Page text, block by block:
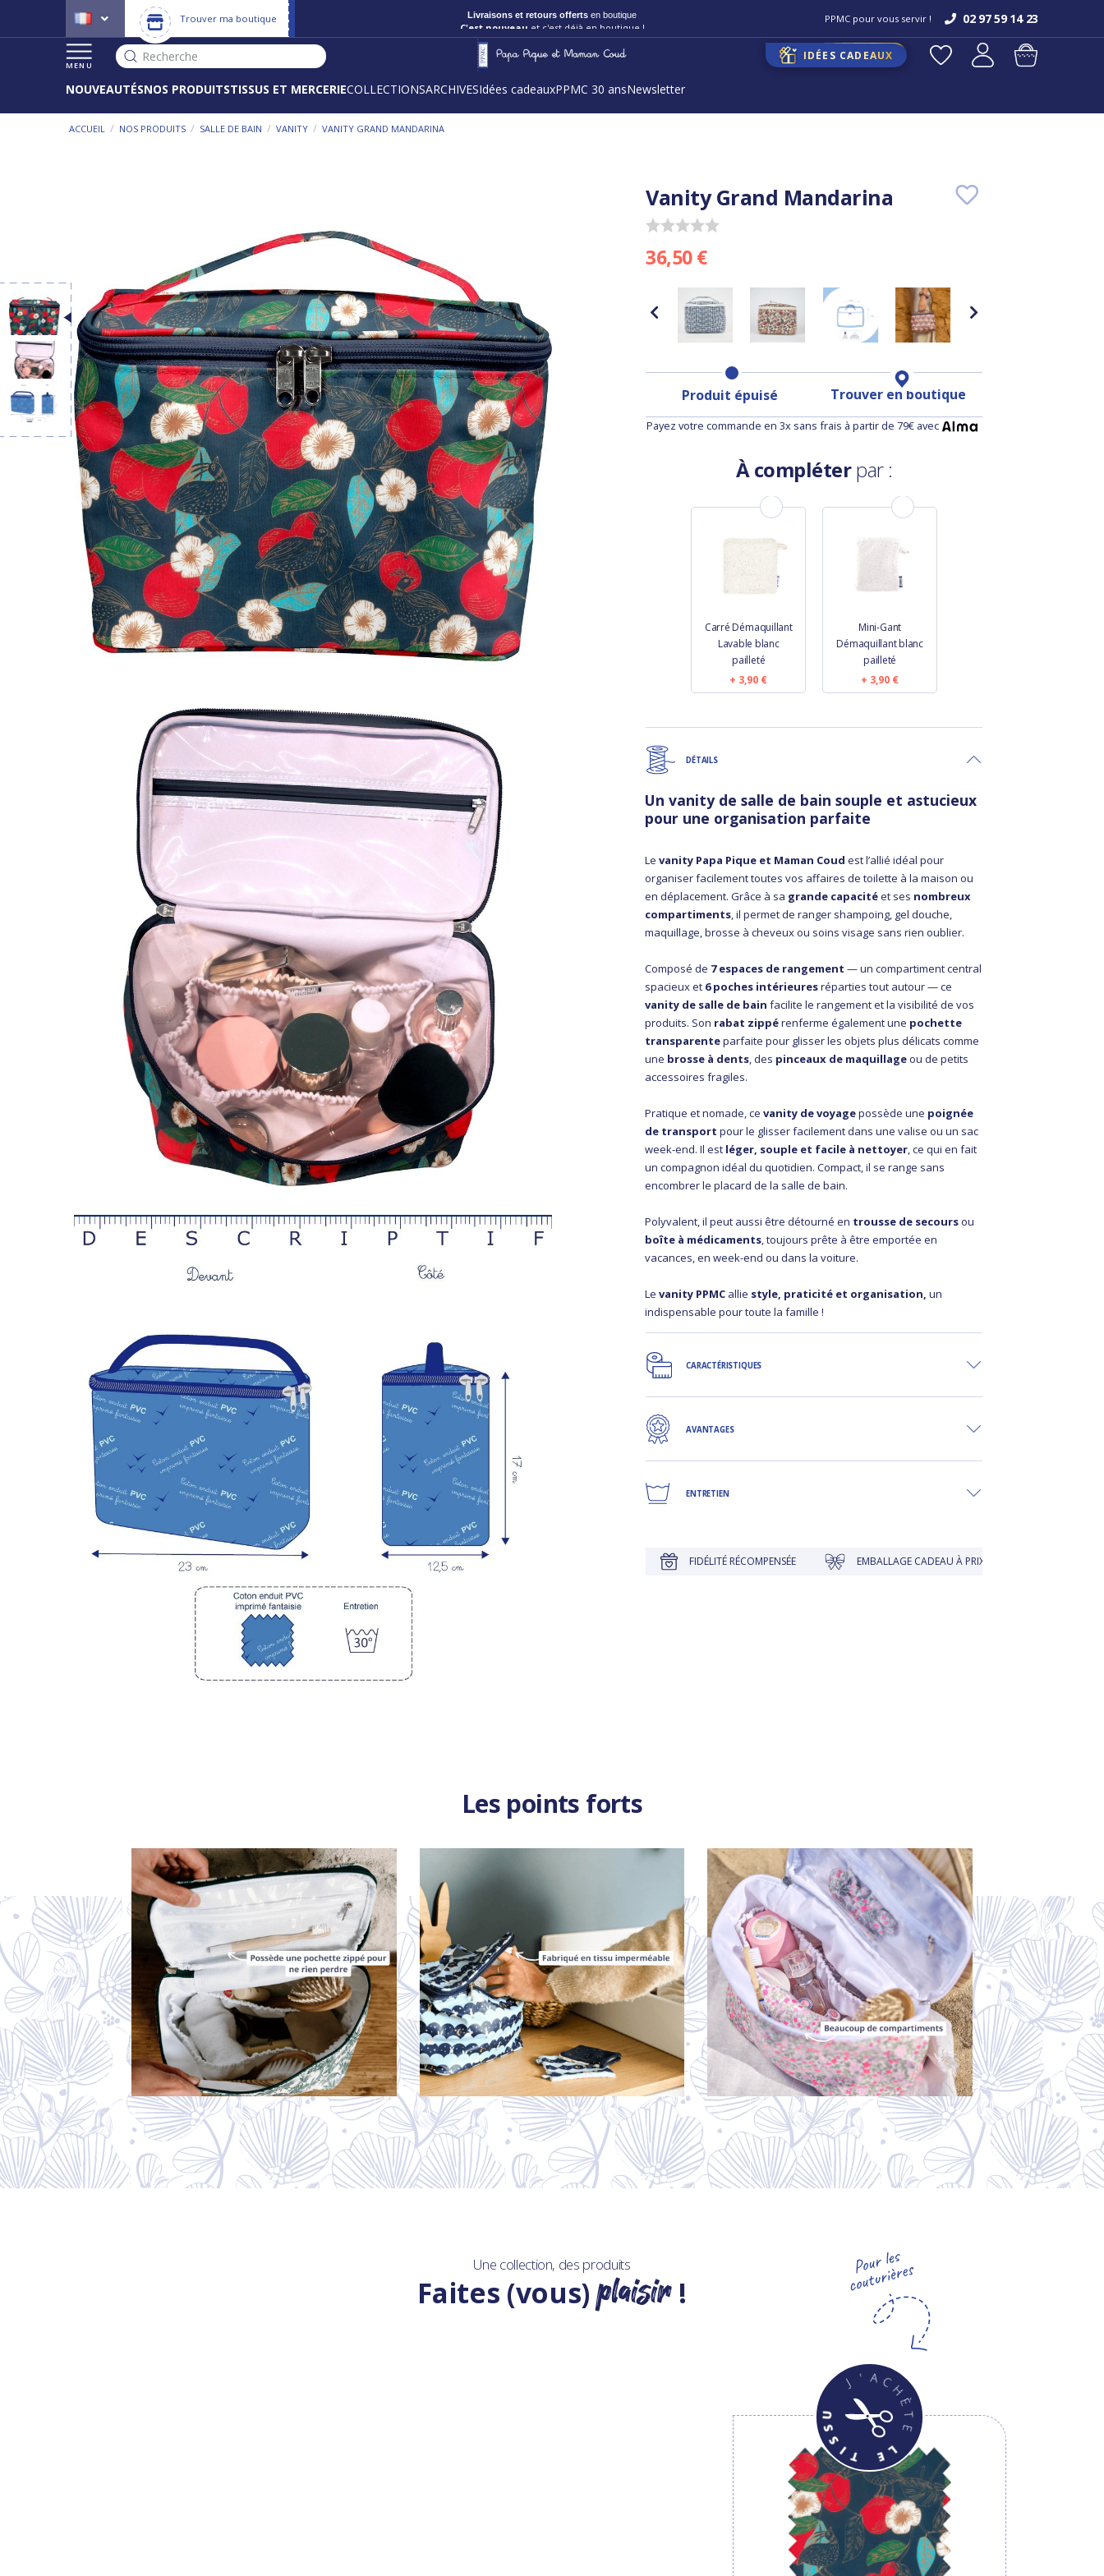
Trouver ma boutique
C'est nouveau et c'est déjà en boutique !
PPMC pour vous servir ! 02 97 59 14 23
MENU
Recherche IDÉES CADEAUX
NOUVEAUTÉSNOS PRODUITSTISSUS ET MERCERIECOLLECTIONSARCHIVESIdées cadeauxPPMC 30 ansNewsletter
ACCUEIL / NOS PRODUITS / SALLE DE BAIN / VANITY / VANITY GRAND MANDARINA
Vanity Grand Mandarina
36,50 €
Produit épuisé Trouver en boutique
Payez votre commande en 3x sans frais à partir de 79€ avec
À compléterpar :
Carré Démaquillant
Lavable blanc
pailleté
3,90 €
Mini-Gant
Démaquillant blanc
pailleté
3,90 €
DÉTAILS
Un vanity de salle de bain souple et astucieux
pour une organisation parfaite
Levanity Papa Pique et Maman Coud est l’allié idéal pour
organiser facilement toutes vos affaires de toilette à la maison ou
en déplacement. Grâce à sa grande capacitéet ses nombreux
compartiments, il permet de ranger shampoing, gel douche,
maquillage, brosse à cheveux ou soins visage sans rien oublier.
Composé de 7 espaces de rangement — un compartiment central
spacieux et 6 poches intérieuresréparties tout autour — ce
vanity de salle de bain facilite le rangement et la visibilité de vos
produits. Son rabat zippérenferme également une pochette
transparenteparfaite pour glisser les objets plus délicats comme
une brosse à dents, des pinceaux de maquillageou de petits
accessoires fragiles.
Pratique et nomade, cevanity de voyagepossède une poignée
de transport pour le glisser facilement dans une valise ou un sac
week-end. Il est léger, souple et facile à nettoyer, ce qui en fait
un compagnon idéal du quotidien. Compact, il se range sans
encombrer le placard de la salle de bain.
Polyvalent, il peut aussi être détourné en trousse de secoursou
boîte à médicaments, toujours prête à être emportée en
vacances, en week-end ou dans la voiture.
Levanity PPMC allie style, praticité et organisation,un
indispensable pour toute la famille !
CARACTÉRISTIQUES
AVANTAGES
ENTRETIEN
LIVRAISON OFFERTE EN BOUTIQUE JUSQU'À 30 JOURS POUR CHANGER D'AVIS FIDÉLITÉ RÉCOMPENSÉE EMBALLAGE CADEAU À PRIX DOUX
Les points forts
Une collection, des produits
Faites (vous)plaisir!